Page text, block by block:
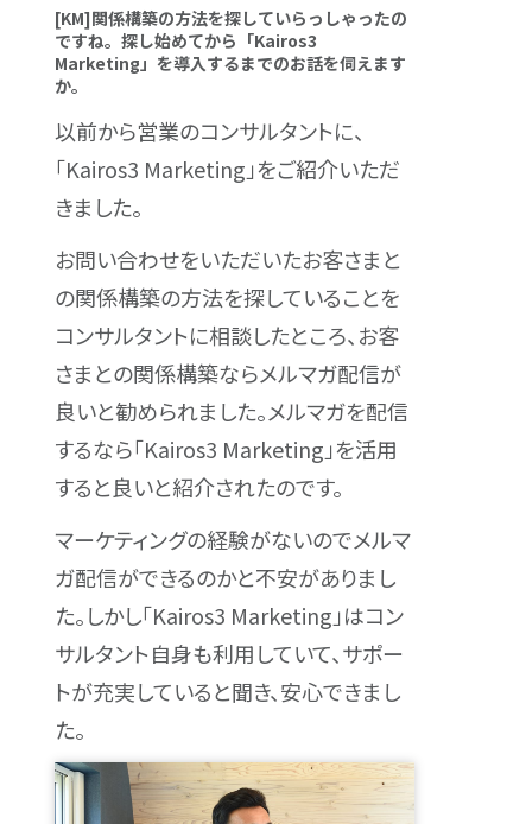
[KM]関係構築の方法を探していらっしゃったの
ですね。探し始めてから「Kairos3
Marketing」を導入するまでのお話を伺えます
か。
以前から営業のコンサルタントに、
「Kairos3 Marketing」をご紹介いただ
きました。
お問い合わせをいただいたお客さまと
の関係構築の方法を探していることを
コンサルタントに相談したところ、お客
さまとの関係構築ならメルマガ配信が
良いと勧められました。メルマガを配信
するなら「Kairos3 Marketing」を活用
すると良いと紹介されたのです。
マーケティングの経験がないのでメルマ
ガ配信ができるのかと不安がありまし
た。しかし「Kairos3 Marketing」はコン
サルタント自身も利用していて、サポー
トが充実していると聞き、安心できまし
た。